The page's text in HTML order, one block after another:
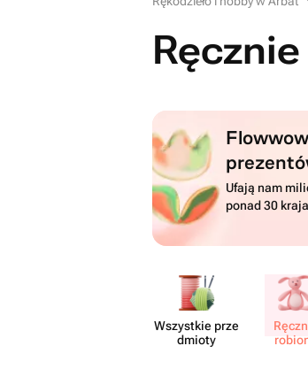
Ufają nam
ponad 30
Wszystkie prze​
dmioty